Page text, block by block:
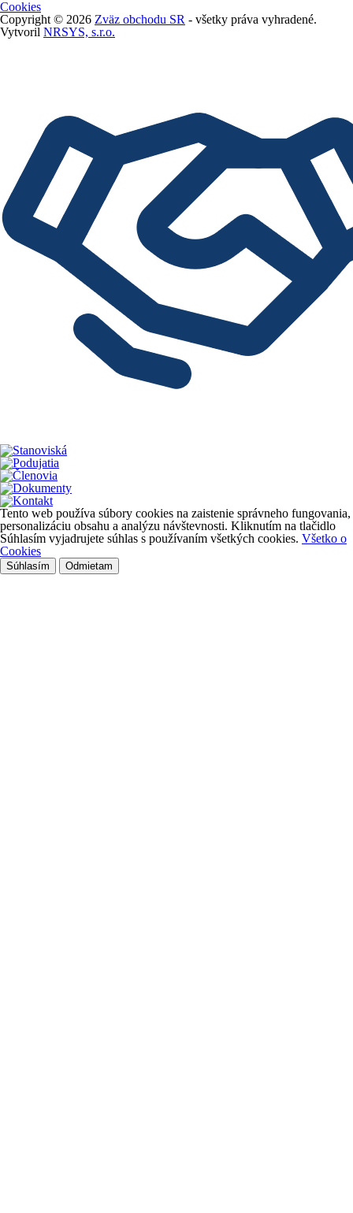
Cookies
Copyright © 2026 Zväz obchodu SR - všetky práva vyhradené.
Vytvoril NRSYS, s.r.o.
Tento web používa súbory cookies na zaistenie správneho fungovania,
personalizáciu obsahu a analýzu návštevnosti. Kliknutím na tlačidlo
Súhlasím vyjadrujete súhlas s používaním všetkých cookies. Všetko o
Cookies
Súhlasím Odmietam